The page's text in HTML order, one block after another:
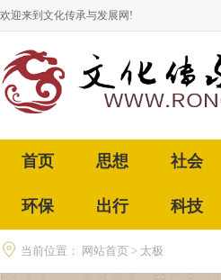
欢迎来到文化传承与发展网!
首页 思想 社会
环保 出行 科技
当前位置： 网站首页 > 太极